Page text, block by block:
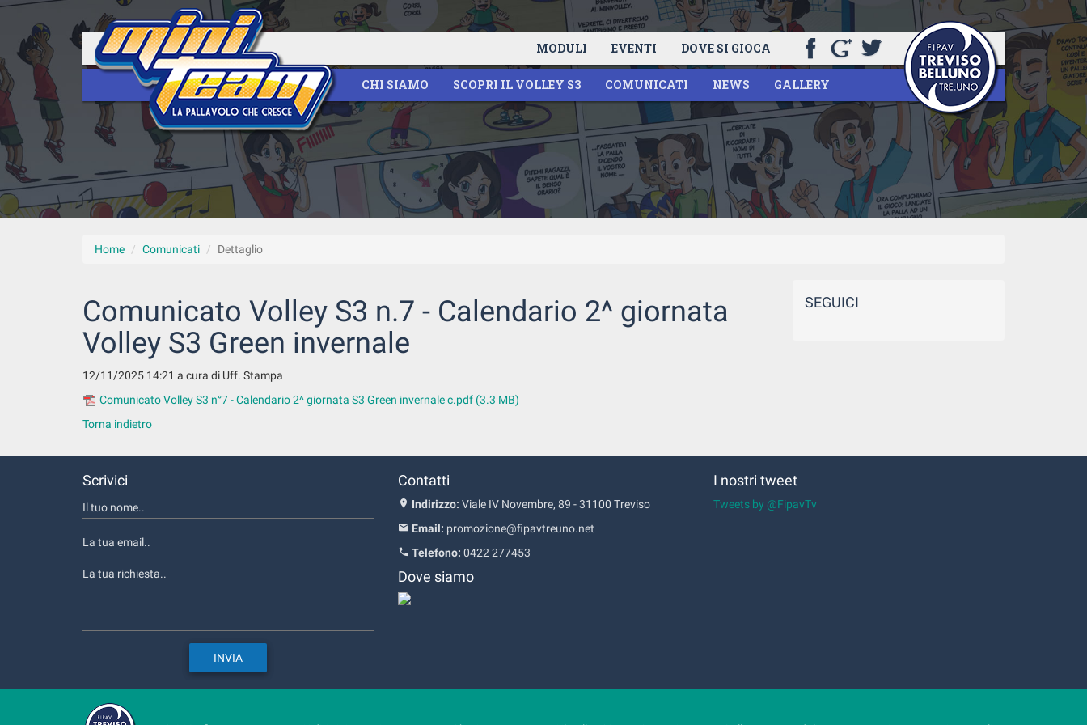
MODULI EVENTI DOVE SI GIOCA
CHI SIAMO SCOPRI IL VOLLEY S3 COMUNICATI NEWS GALLERY
Home Comunicati Dettaglio
Comunicato Volley S3 n.7 - Calendario 2^ giornata
Volley S3 Green invernale
12/11/2025 14:21 a cura di Uff. Stampa
Comunicato Volley S3 n°7 - Calendario 2^ giornata S3 Green invernale c.pdf (3.3 MB)
Torna indietro
SEGUICI
Scrivici Contatti
Indirizzo: Viale IV Novembre, 89 - 31100 Treviso
Email: promozione@fipavtreuno.net
Telefono: 0422 277453
Dove siamo
I nostri tweet
Tweets by @FipavTv